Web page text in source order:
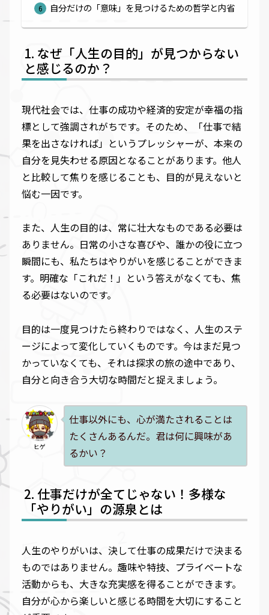
自分だけの「意味」を見つけるための哲学と内省
なぜ「人生の目的」が見つからない
と感じるのか？
現代社会では、仕事の成功や経済的安定が幸福の指
標として強調されがちです。そのため、「仕事で結
果を出さなければ」というプレッシャーが、本来の
自分を見失わせる原因となることがあります。他人
と比較して焦りを感じることも、目的が見えないと
悩む一因です。
また、人生の目的は、常に壮大なものである必要は
ありません。日常の小さな喜びや、誰かの役に立つ
瞬間にも、私たちはやりがいを感じることができま
す。明確な「これだ！」という答えがなくても、焦
る必要はないのです。
目的は一度見つけたら終わりではなく、人生のステ
ージによって変化していくものです。今はまだ見つ
かっていなくても、それは探求の旅の途中であり、
自分と向き合う大切な時間だと捉えましょう。
ヒゲ
仕事以外にも、心が満たされることは
たくさんあるんだ。君は何に興味があ
るかい？
仕事だけが全てじゃない！多様な
「やりがい」の源泉とは
人生のやりがいは、決して仕事の成果だけで決まる
ものではありません。趣味や特技、プライベートな
活動からも、大きな充実感を得ることができます。
自分が心から楽しいと感じる時間を大切にすること